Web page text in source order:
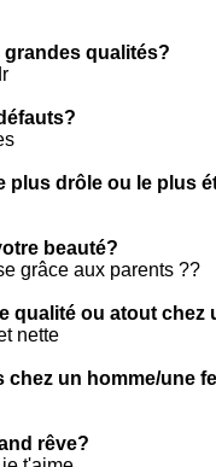
qualités?
plus drôle ou le plus
beauté?
grâce aux parents ??
qualité ou atout chez
nette
chez un homme/une
rêve?